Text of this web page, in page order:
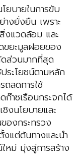
ยบายในการขับ
งยั่งยืน เพราะ
แวดล้อม และ
ขยะมูลฝอยของ
ส่วนมากที่สุด
ระโยชน์ตามหลัก
ถลดการใช้
าซเรือนกระจกได้
งนโยบายและ
องกระทรวง
แต่ต้นทางและนำ
หม่ มุ่งสู่การสร้าง